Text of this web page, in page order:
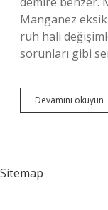
Manganez
ruh hali
sorunları gibi
Devamını okuyun
Sitemap